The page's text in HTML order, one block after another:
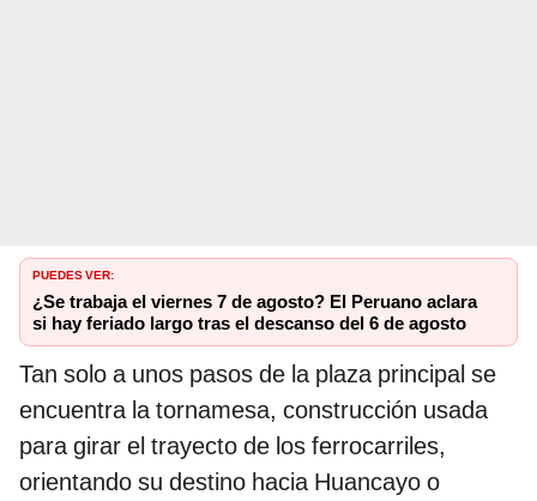
PUEDES VER:
¿Se trabaja el viernes 7 de agosto? El Peruano aclara
si hay feriado largo tras el descanso del 6 de agosto
Tan solo a unos pasos de la plaza principal se
encuentra la tornamesa, construcción usada
para girar el trayecto de los ferrocarriles,
orientando su destino hacia Huancayo o